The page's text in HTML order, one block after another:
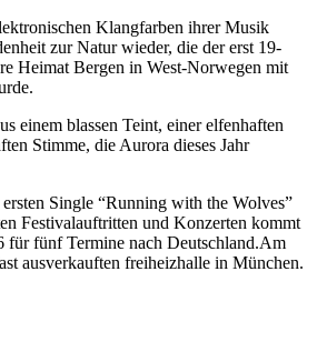
Klangfarben ihrer Musik
zur Natur wieder, die der erst 19-
Heimat Bergen in West-Norwegen mit
einem blassen Teint, einer elfenhaften
Stimme, die Aurora dieses Jahr
Single “Running with the Wolves”
Festivalauftritten und Konzerten kommt
für fünf Termine nach Deutschland.Am
ausverkauften freiheizhalle in München.